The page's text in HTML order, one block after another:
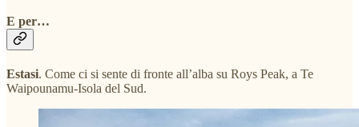
E per…
Estasi. Come ci si sente di fronte all’alba su Roys Peak, a Te
Waipounamu-Isola del Sud.